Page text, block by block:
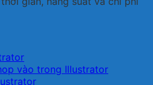
vào trong Illustrator